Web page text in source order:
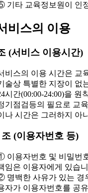
기타 교육정보원이 인
비스의 이용
(서비스 이용시간)
비스의 이용 시간은 교
술상 특별한 지장이 없
시간(00:00-24:00)을 원
기점검등의 필요로 교
나 시간은 그러하지 아
(이용자번호 등)
이용자번호 및 비밀번
임은 이용자에게 있습
명백한 사유가 있는 경
자가 이용자번호를 공